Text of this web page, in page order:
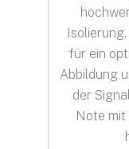
für ein
Abbildung
der
Note